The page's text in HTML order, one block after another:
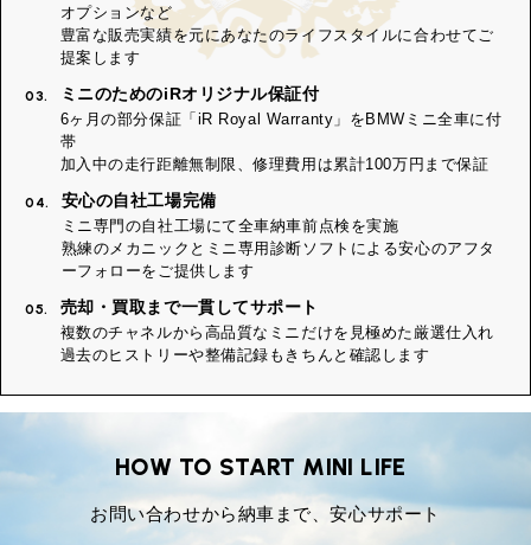
オプションなど
豊富な販売実績を元にあなたのライフスタイルに合わせてご
提案します
03. ミニのためのiRオリジナル保証付
6ヶ月の部分保証「iR Royal Warranty」をBMWミニ全車に付
帯
加入中の走行距離無制限、修理費用は累計100万円まで保証
04. 安心の自社工場完備
ミニ専門の自社工場にて全車納車前点検を実施
熟練のメカニックとミニ専用診断ソフトによる安心のアフタ
ーフォローをご提供します
05. 売却・買取まで一貫してサポート
複数のチャネルから高品質なミニだけを見極めた厳選仕入れ
過去のヒストリーや整備記録もきちんと確認します
HOW TO START MINI LIFE
お問い合わせから納車まで、安心サポート